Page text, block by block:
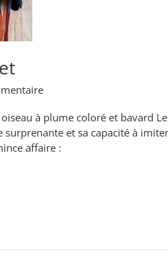
à plume coloré et bavard
surprenante et sa capacité à
affaire :